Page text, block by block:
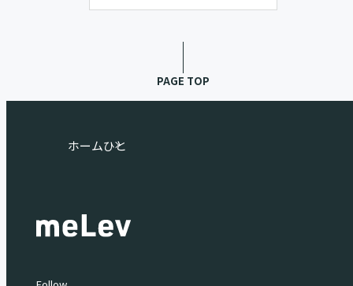
PAGE TOP
ホームひと